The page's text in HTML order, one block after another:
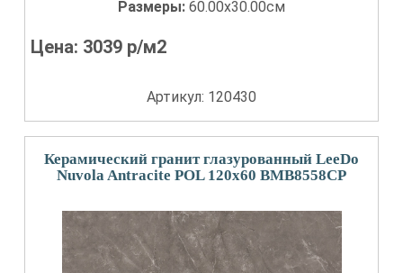
Размеры: 60.00x30.00см
Цена: 3039 р/м2
Артикул: 120430
Керамический гранит глазурованный LeeDo
Nuvola Antracite POL 120x60 BMB8558CP